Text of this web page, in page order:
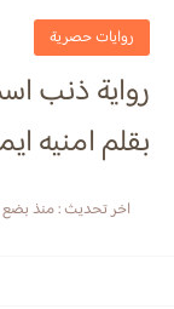
روايات حصرية
رواية ذنب
بقلم امنيه
اخر تحديث :منذ